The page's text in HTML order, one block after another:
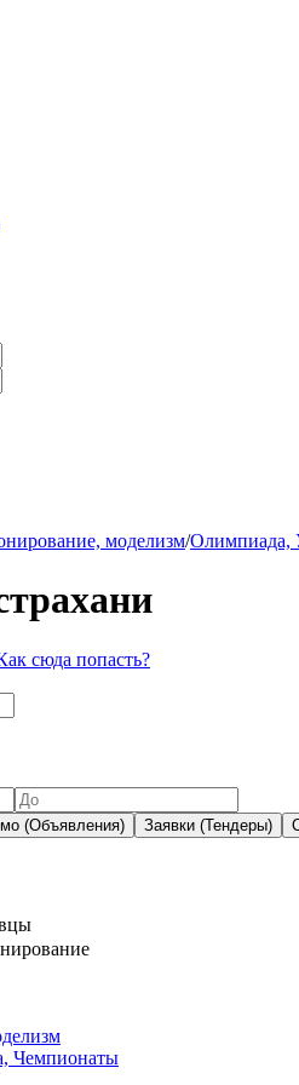
моделизм/Олимпиада,
сюда попасть?
(Объявления) Заявки (Тендеры)
Чемпионаты